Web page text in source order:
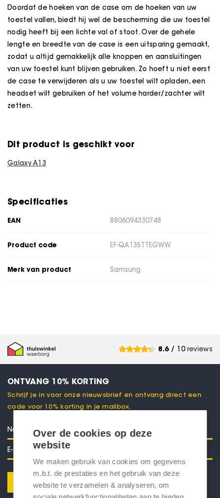
Doordat de hoeken van de case om de hoeken van uw
toestel vallen, biedt hij wel de bescherming die uw toestel
nodig heeft bij een lichte val of stoot. Over de gehele
lengte en breedte van de case is een uitsparing gemaakt,
zodat u altijd gemakkelijk alle knoppen en aansluitingen
van uw toestel kunt blijven gebruiken. Zo hoeft u niet eerst
de case te verwijderen als u uw toestel wilt opladen, een
headset wilt gebruiken of het volume harder/zachter wilt
zetten.
Dit product is geschikt voor
Galaxy A13
Specificaties
EAN 8806094330748
Product code EF-QA135TTEGWW
Merk van product Samsung
8.6/ 10 reviews
ONTVANG 10% KORTING
Schrijf je in voor onze nieuwsbrief en ontvang direct een
code voor 10% korting in je mailbox.
Verstuur
Over de cookies op deze
website
We maken gebruik van cookies om gegevens
m.b.t. de prestaties en het gebruik van deze
website te verzamelen & analyseren, om